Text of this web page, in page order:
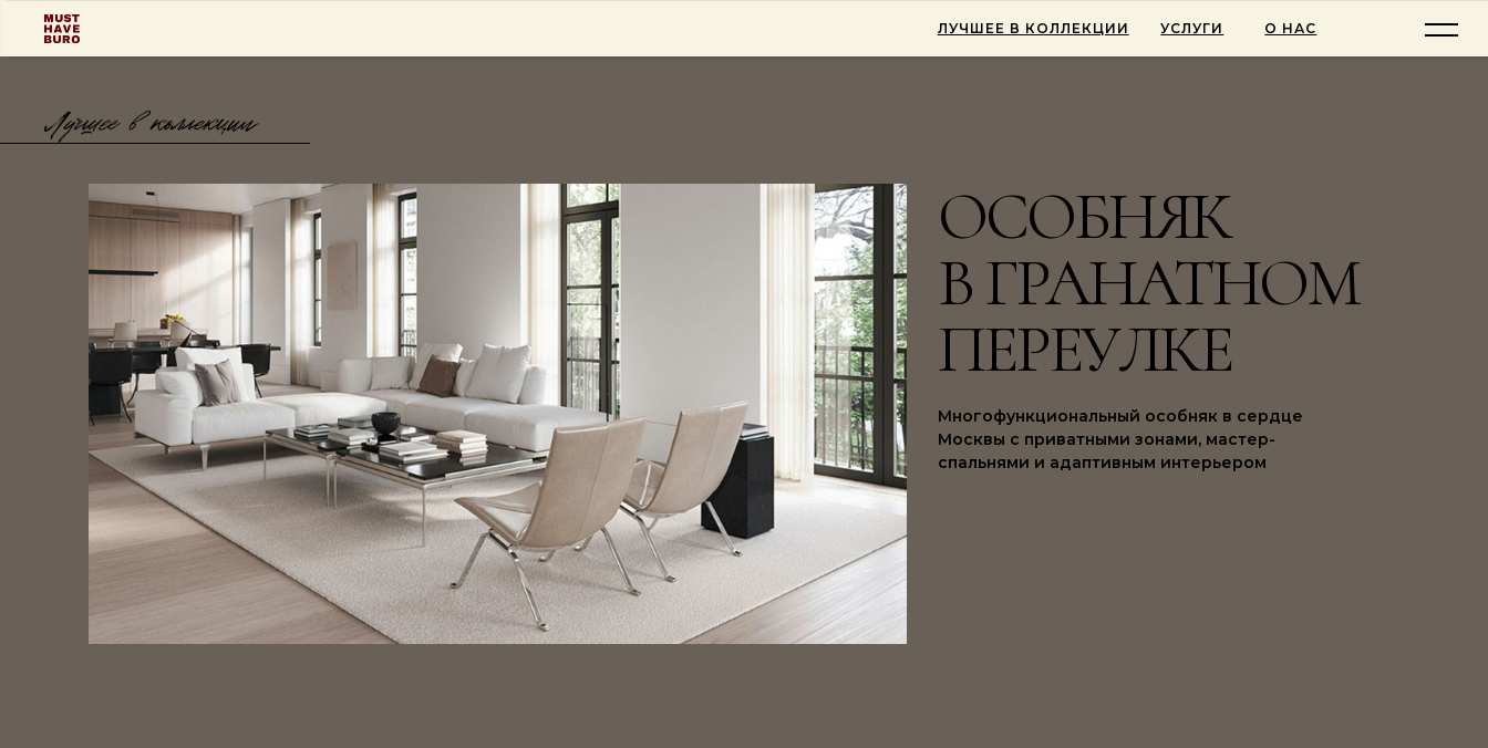
ЛУЧШЕЕ В КОЛЛЕКЦИИ УСЛУГИ О НАС
ОСОБНЯК
В ГРАНАТНОМ
ПЕРЕУЛКЕ
Многофункциональный особняк в сердце
Москвы с приватными зонами, мастер-
спальнями и адаптивным интерьером